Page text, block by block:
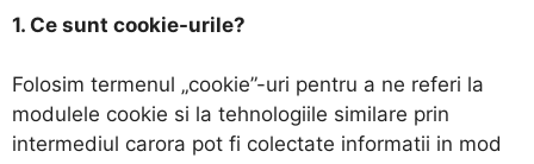
1. Ce sunt cookie-urile?
Folosim termenul „cookie”-uri pentru a ne referi la
modulele cookie si la tehnologiile similare prin
intermediul carora pot fi colectate informatii in mod